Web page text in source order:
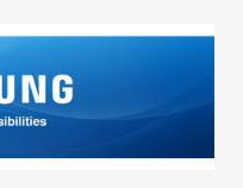
no será
están